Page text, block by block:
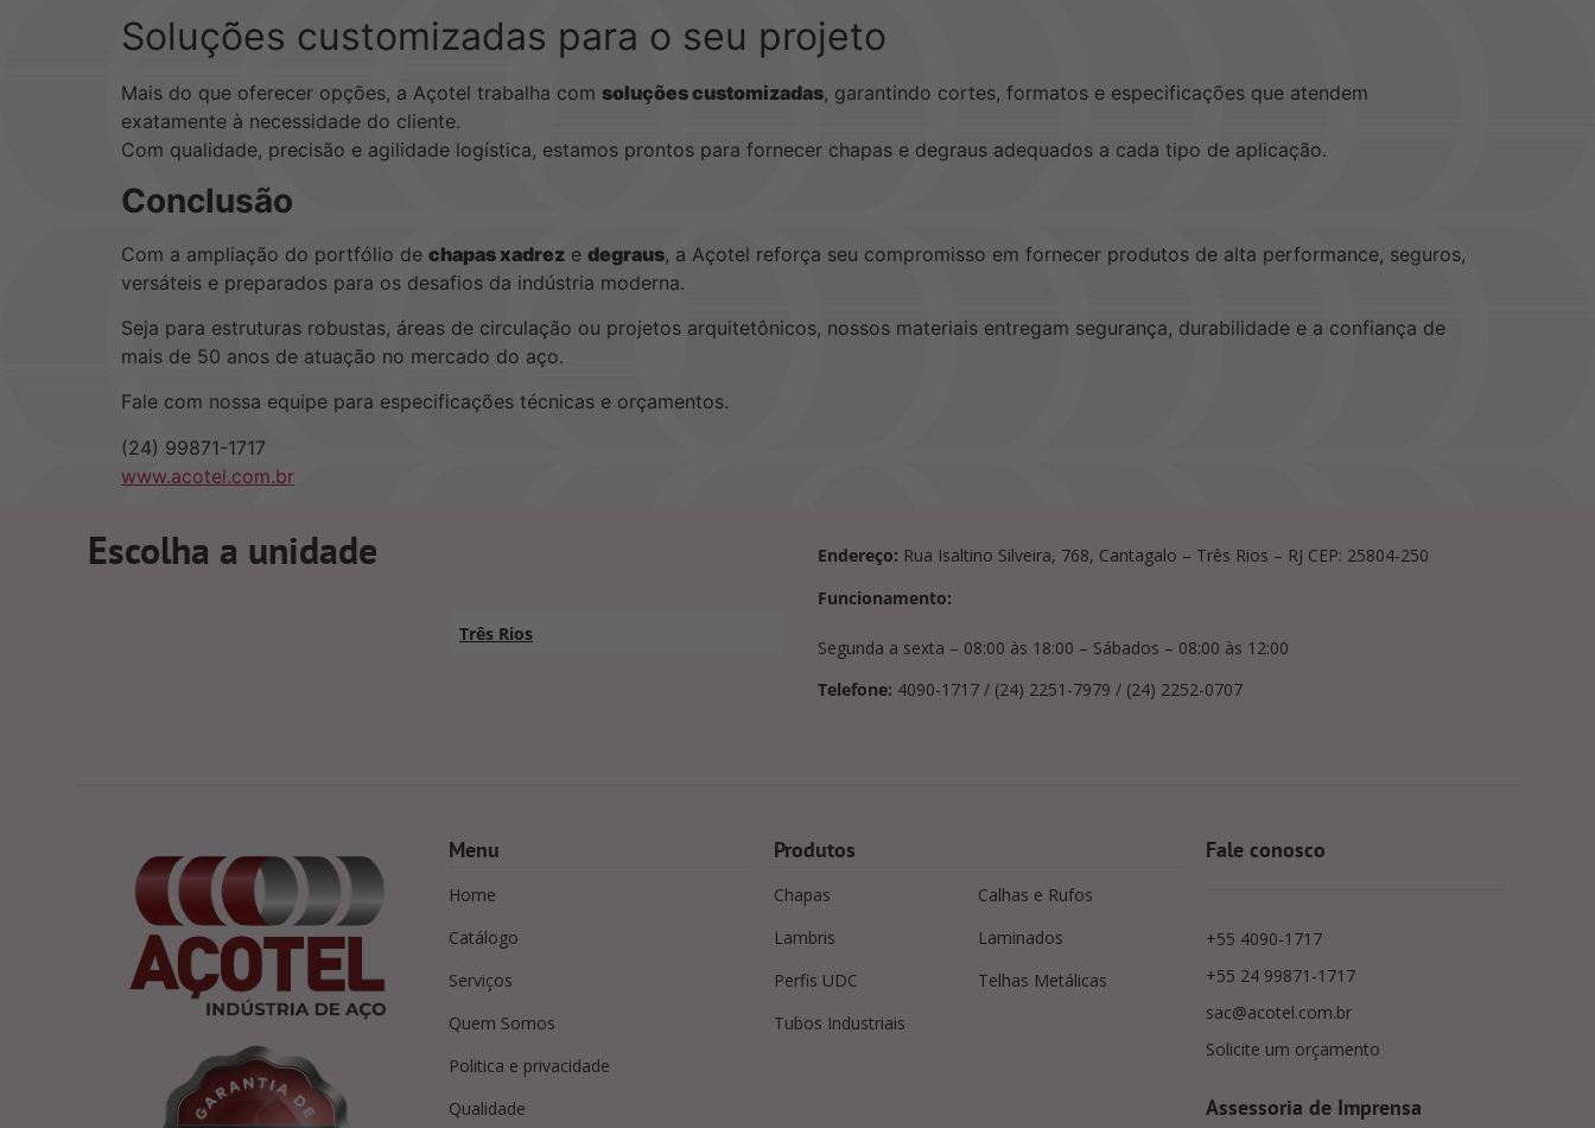
Soluções customizadas para o seu projeto
Mais do que oferecer opções, a Açotel trabalha com soluções customizadas, garantindo cortes, formatos e especificações que atendem
exatamente à necessidade do cliente.
Com qualidade, precisão e agilidade logística, estamos prontos para fornecer chapas e degraus adequados a cada tipo de aplicação.
Conclusão
Com a ampliação do portfólio de chapas xadrez e degraus, a Açotel reforça seu compromisso em fornecer produtos de alta performance, seguros,
versáteis e preparados para os desafios da indústria moderna.
Seja para estruturas robustas, áreas de circulação ou projetos arquitetônicos, nossos materiais entregam segurança, durabilidade e a confiança de
mais de 50 anos de atuação no mercado do aço.
Fale com nossa equipe para especificações técnicas e orçamentos.
(24) 99871-1717
www.acotel.com.br
Escolha a unidade
Três Rios
Endereço: Rua Isaltino Silveira, 768, Cantagalo – Três Rios – RJ CEP: 25804-250
Funcionamento:
Segunda a sexta – 08:00 às 18:00 – Sábados – 08:00 às 12:00
Telefone: 4090-1717 / (24) 2251-7979 / (24) 2252-0707
Menu
Home
Catálogo
Serviços
Quem Somos
Politica e privacidade
Qualidade
Produtos
Chapas
Calhas e Rufos
Lambris
Laminados
Perfis UDC
Telhas Metálicas
Tubos Industriais
Fale conosco
+55 4090-1717
+55 24 99871-1717
sac@acotel.com.br
Solicite um orçamento
Assessoria de Imprensa